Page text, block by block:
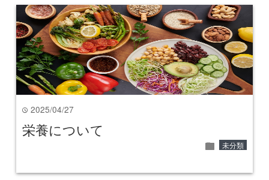
time 2025/04/27
栄養について
folder 未分類